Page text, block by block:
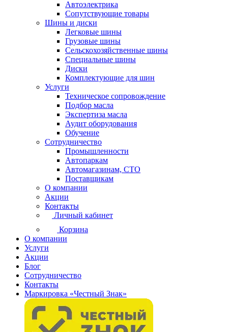
Автоэлектрика
Сопутствующие товары
Шины и диски
Легковые шины
Грузовые шины
Сельскохозяйственные шины
Специальные шины
Диски
Комплектующие для шин
Услуги
Техническое сопровождение
Подбор масла
Экспертиза масла
Аудит оборудования
Обучение
Сотрудничество
Промышленности
Автопаркам
Автомагазинам, СТО
Поставщикам
О компании
Акции
Контакты
Личный кабинет
Корзина
О компании
Услуги
Акции
Блог
Сотрудничество
Контакты
Маркировка «Честный Знак»